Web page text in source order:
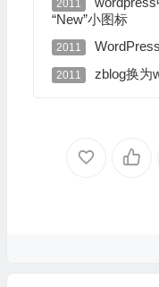
2011
“New”小图标
2011
2011 zblog换为